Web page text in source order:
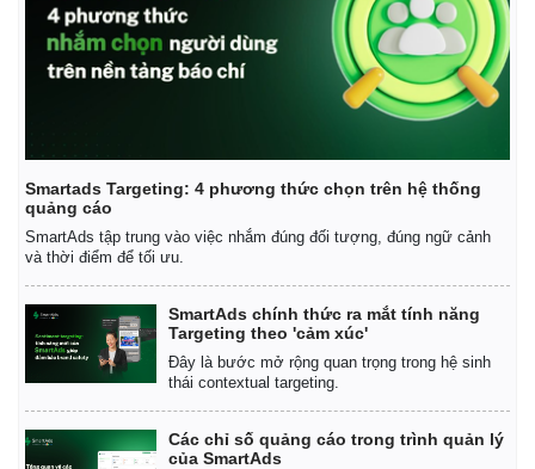
Smartads Targeting: 4 phương thức chọn trên hệ thống
quảng cáo
SmartAds tập trung vào việc nhắm đúng đối tượng, đúng ngữ cảnh
và thời điểm để tối ưu.
SmartAds chính thức ra mắt tính năng
Targeting theo 'cảm xúc'
Đây là bước mở rộng quan trọng trong hệ sinh
thái contextual targeting.
Các chỉ số quảng cáo trong trình quản lý
của SmartAds